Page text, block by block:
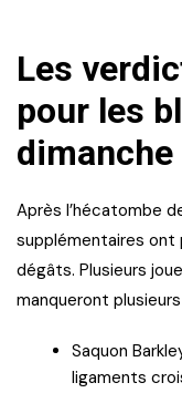
Les
pour les
dimanche
Après l’hécatombe
supplémentaires ont
dégâts. Plusieurs
manqueront
Saquon
ligaments